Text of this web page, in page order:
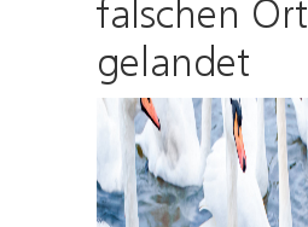
falschen Ort
gelandet